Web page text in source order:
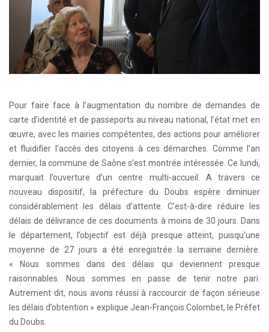
Pour faire face à l’augmentation du nombre de demandes de
carte d’identité et de passeports au niveau national, l’état met en
œuvre, avec les mairies compétentes, des actions pour améliorer
et fluidifier l’accès des citoyens à ces démarches. Comme l’an
dernier, la commune de Saône s’est montrée intéressée. Ce lundi,
marquait l’ouverture d’un centre multi-accueil. A travers ce
nouveau dispositif, la préfecture du Doubs espère diminuer
considérablement les délais d’attente. C’est-à-dire réduire les
délais de délivrance de ces documents à moins de 30 jours. Dans
le département, l’objectif est déjà presque atteint, puisqu’une
moyenne de 27 jours a été enregistrée la semaine dernière.
« Nous sommes dans des délais qui deviennent presque
raisonnables. Nous sommes en passe de tenir notre pari.
Autrement dit, nous avons réussi à raccourcir de façon sérieuse
les délais d’obtention » explique Jean-François Colombet, le Préfet
du Doubs.